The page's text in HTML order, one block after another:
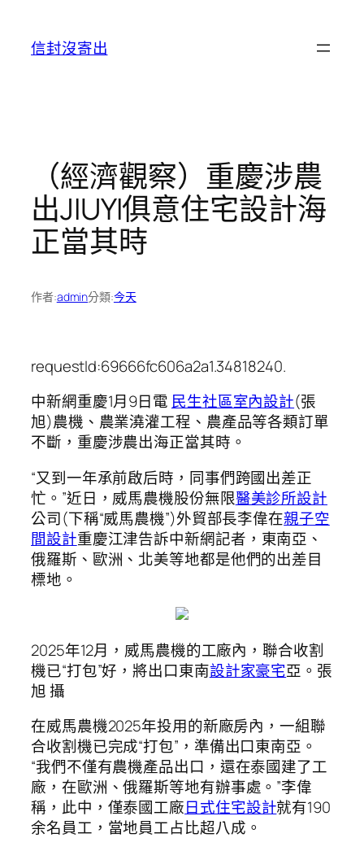
信封沒寄出
（經濟觀察）重慶涉農
出JIUYI俱意住宅設計海
正當其時
作者:admin分類:今天
requestId:69666fc606a2a1.34818240.
中新網重慶1月9日電 民生社區室內設計(張
旭)農機、農業澆灌工程、農產品等各類訂單
不斷，重慶涉農出海正當其時。
“又到一年承前啟后時，同事們跨國出差正
忙。”近日，威馬農機股份無限醫美診所設計
公司(下稱“威馬農機”)外貿部長李偉在親子空
間設計重慶江津告訴中新網記者，東南亞、
俄羅斯、歐洲、北美等地都是他們的出差目
標地。
2025年12月，威馬農機的工廠內，聯合收割
機已“打包”好，將出口東南設計家豪宅亞。張
旭 攝
在威馬農機2025年投用的新廠房內，一組聯
合收割機已完成“打包”，準備出口東南亞。
“我們不僅有農機產品出口，還在泰國建了工
廠，在歐洲、俄羅斯等地有辦事處。”李偉
稱，此中，僅泰國工廠日式住宅設計就有190
余名員工，當地員工占比超八成。